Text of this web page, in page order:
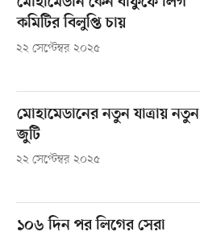
কমিটির বিলুপ্তি চায়
২২ সেপ্টেম্বর ২০২৫
মোহামেডানের নতুন যাত্রায় নতুন
জুটি
২২ সেপ্টেম্বর ২০২৫
১০৬ দিন পর লিগের সেরা